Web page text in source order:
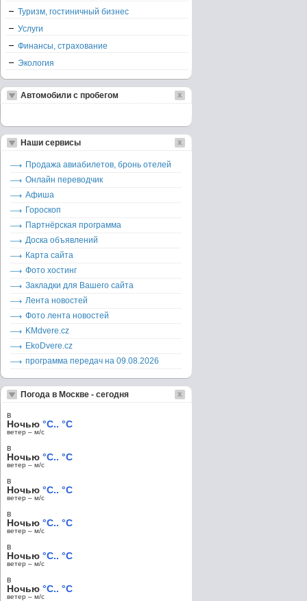
Туризм, гостиничный бизнес
Услуги
Финансы, страхование
Экология
Автомобили с пробегом
Наши сервисы
Продажа авиабилетов, бронь отелей
Онлайн переводчик
Афиша
Гороскоп
Партнёрская программа
Доска объявлений
Карта сайта
Фото хостинг
Закладки для Вашего сайта
Лента новостей
Фото лента новостей
KMdvere.cz
EkoDvere.cz
программа передач на 09.08.2026
Погода в Москве - сегодня
в
Ночью °C.. °C
ветер – м/c
в
Ночью °C.. °C
ветер – м/c
в
Ночью °C.. °C
ветер – м/c
в
Ночью °C.. °C
ветер – м/c
в
Ночью °C.. °C
ветер – м/c
в
Ночью °C.. °C
ветер – м/c